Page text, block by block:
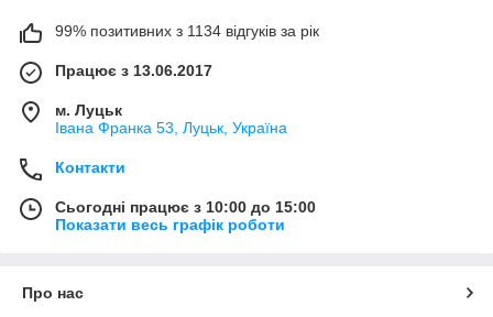
99% позитивних з 1134 відгуків за рік
Працює з 13.06.2017
м. Луцьк
Івана Франка 53, Луцьк, Україна
Контакти
Сьогодні працює з 10:00 до 15:00
Показати весь графік роботи
Про нас